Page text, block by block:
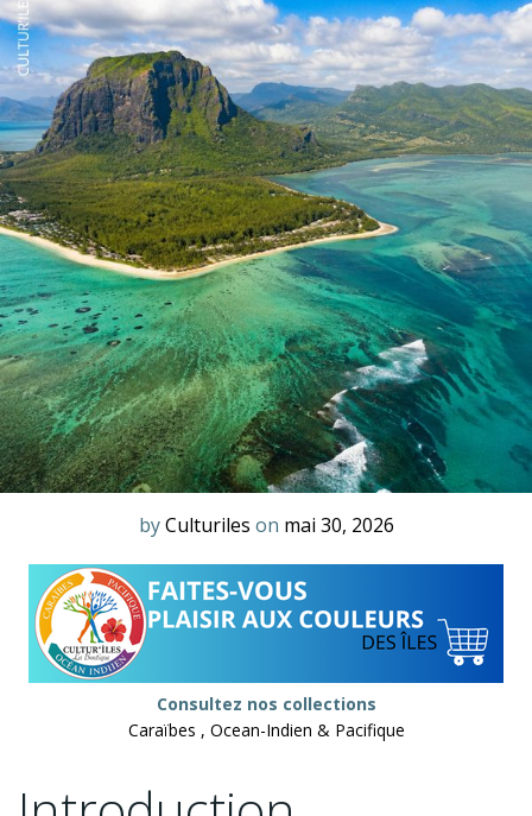
byCulturiles on mai 30, 2026
Consultez nos collections
Caraïbes , Ocean-Indien & Pacifique